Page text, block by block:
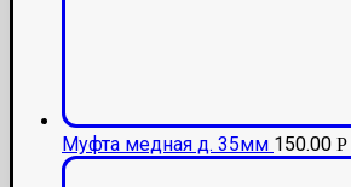
Муфта медная д. 35мм 150.00 Р